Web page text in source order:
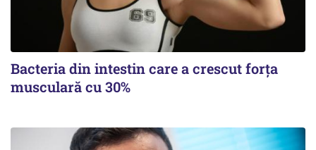
Bacteria din intestin care a crescut forța
musculară cu 30%